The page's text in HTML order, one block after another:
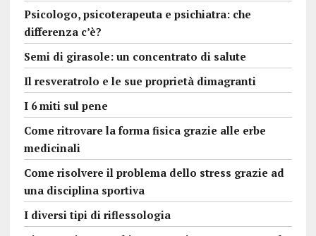
Psicologo, psicoterapeuta e psichiatra: che
differenza c’è?
Semi di girasole: un concentrato di salute
Il resveratrolo e le sue proprietà dimagranti
I 6 miti sul pene
Come ritrovare la forma fisica grazie alle erbe
medicinali
Come risolvere il problema dello stress grazie ad
una disciplina sportiva
I diversi tipi di riflessologia